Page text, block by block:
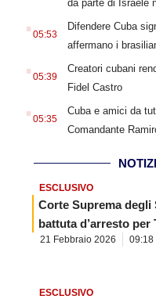
da parte di Israele
. 05:53
Difendere Cuba
affermano i
. 05:39
Creatori cubani
Fidel Castro
. 05:35
Cuba e amici da
Comandante
ESCLUSIVO
Corte Suprema
battuta d’arresto per
21 Febbraio 2026 09:18
ESCLUSIVO